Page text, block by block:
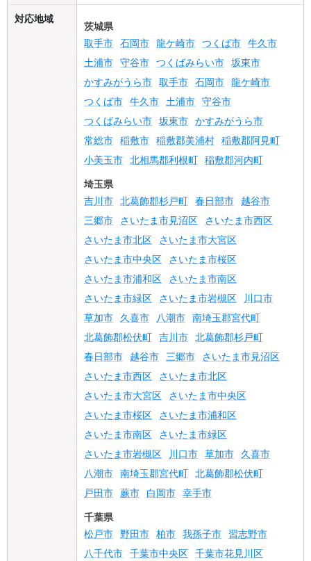
対応地域
茨城県
取手市 石岡市 龍ケ崎市 つくば市 牛久市
土浦市 守谷市 つくばみらい市 坂東市
かすみがうら市 取手市 石岡市 龍ケ崎市
つくば市 牛久市 土浦市 守谷市
つくばみらい市 坂東市 かすみがうら市
常総市 稲敷市 稲敷郡美浦村 稲敷郡阿見町
小美玉市 北相馬郡利根町 稲敷郡河内町
埼玉県
吉川市 北葛飾郡杉戸町 春日部市 越谷市
三郷市 さいたま市見沼区 さいたま市西区
さいたま市北区 さいたま市大宮区
さいたま市中央区 さいたま市桜区
さいたま市浦和区 さいたま市南区
さいたま市緑区 さいたま市岩槻区
川口市
草加市 久喜市 八潮市 南埼玉郡宮代町
北葛飾郡松伏町 吉川市 北葛飾郡杉戸町
春日部市 越谷市 三郷市 さいたま市見沼区
さいたま市西区 さいたま市北区
さいたま市大宮区 さいたま市中央区
さいたま市桜区 さいたま市浦和区
さいたま市南区 さいたま市緑区
さいたま市岩槻区
川口市 草加市 久喜市
八潮市 南埼玉郡宮代町 北葛飾郡松伏町
戸田市 蕨市 白岡市 幸手市
千葉県
松戸市 野田市 柏市 我孫子市 習志野市
八千代市 千葉市中央区 千葉市花見川区